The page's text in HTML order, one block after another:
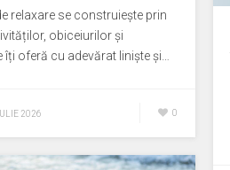
relaxare se construiește prin
obiceiurilor și
oferă cu adevărat liniște și…
2026 0